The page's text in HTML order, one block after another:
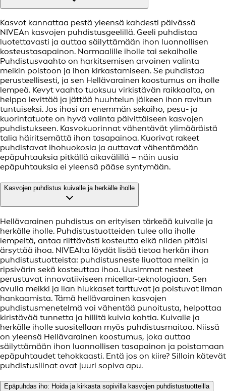
Kasvot kannattaa pestä yleensä kahdesti päivässä
NIVEAn kasvojen puhdistusgeelillä. Geeli puhdistaa
luotettavasti ja auttaa säilyttämään ihon luonnollisen
kosteustasapainon. Normaalille iholle tai sekaiholle
Puhdistusvaahto on harkitsemisen arvoinen valinta
meikin poistoon ja ihon kirkastamiseen. Se puhdistaa
perusteellisesti, ja sen Hellävarainen koostumus on iholle
lempeä. Kevyt vaahto tuoksuu virkistävän raikkaalta, on
helppo levittää ja jättää huuhtelun jälkeen ihon ravitun
tuntuiseksi. Jos ihosi on enemmän sekaiho, pesu- ja
kuorintatuote on hyvä valinta päivittäiseen kasvojen
puhdistukseen. Kasvokuorinnat vähentävät ylimääräistä
talia häiritsemättä ihon tasapainoa. Kuorivat rakeet
puhdistavat ihohuokosia ja auttavat vähentämään
epäpuhtauksia pitkällä aikavälillä – näin uusia
epäpuhtauksia ei yleensä pääse syntymään.
Kasvojen puhdistus kuivalle ja herkälle iholle
Hellävarainen puhdistus on erityisen tärkeää kuivalle ja
herkälle iholle. Puhdistustuotteiden tulee olla iholle
lempeitä, antaa riittävästi kosteutta eikä niiden pitäisi
ärsyttää ihoa. NIVEAlta löydät lisää tietoa herkän ihon
puhdistustuotteista: puhdistusneste liuottaa meikin ja
ripsivärin sekä kosteuttaa ihoa. Uusimmat nesteet
perustuvat innovatiiviseen micellar-teknologiaan. Sen
avulla meikki ja lian hiukkaset tarttuvat ja poistuvat ilman
hankaamista. Tämä hellävarainen kasvojen
puhdistusmenetelmä voi vähentää punoitusta, helpottaa
kiristävää tunnetta ja hillitä kuivia kohtia. Kuivalle ja
herkälle iholle suositellaan myös puhdistusmaitoa. Niissä
on yleensä Hellävarainen koostumus, joka auttaa
säilyttämään ihon luonnollisen tasapainon ja poistamaan
epäpuhtaudet tehokkaasti. Entä jos on kiire? Silloin kätevät
puhdistusliinat ovat juuri sopiva apu.
Epäpuhdas iho: Hoida ja kirkasta sopivilla kasvojen puhdistustuotteilla